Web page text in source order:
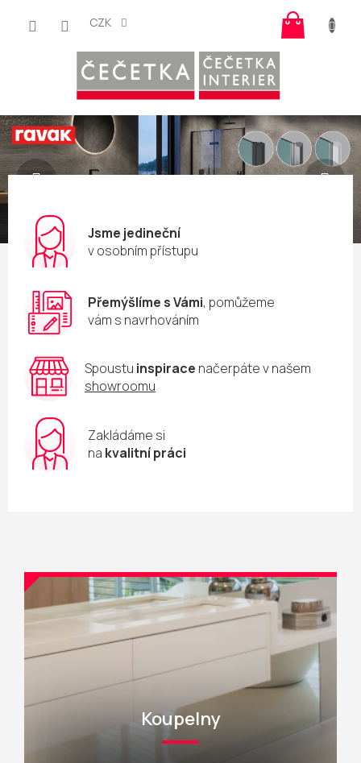
CZK
košík
Předchozí
Jsme jedineční
v osobním přístupu
Přemýšlíme s Vámi, pomůžeme
vám s navrhováním
Spoustu inspirace načerpáte v našem
showroomu
Zakládáme si
na kvalitní práci
Koupelny